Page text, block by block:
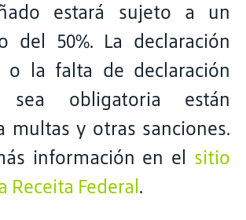
estará sujeto a un
del 50%. La declaración
o la falta de declaración
sea obligatoria están
multas y otras sanciones.
información en el sitio
Receita Federal .